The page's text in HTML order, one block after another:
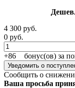
4 300 руб.
0 руб.
+86 бонус(ов) за
Уведомить о
Сообщить о
Ваша просьба